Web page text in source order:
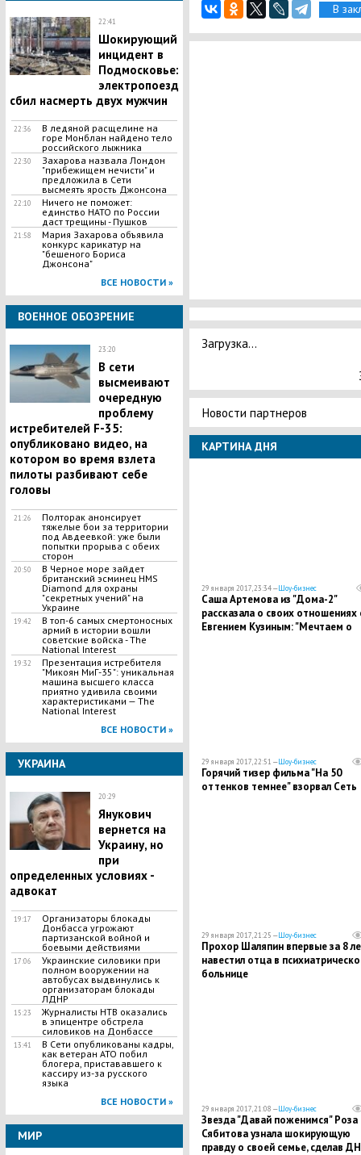
22:41
​Шокирующий
инцидент в
Подмосковье:
электропоезд
сбил насмерть двух мужчин
22:36
В ледяной расщелине на
горе Монблан найдено тело
российского лыжника
22:30
Захарова назвала Лондон
"прибежищем нечисти" и
предложила в Сети
высмеять ярость Джонсона
22:10
Ничего не поможет:
единство НАТО по России
даст трещины - Пушков
21:58
Мария Захарова объявила
конкурс карикатур на
"бешеного Бориса
Джонсона"
ВСЕ НОВОСТИ »
ВОЕННОЕ ОБОЗРЕНИЕ
23:20
В сети
высмеивают
очередную
проблему
истребителей F-35:
опубликовано видео, на
котором во время взлета
пилоты разбивают себе
головы
21:26
Полторак анонсирует
тяжелые бои за территории
под Авдеевкой: уже были
попытки прорыва с обеих
сторон
20:50
В Черное море зайдет
британский эсминец HMS
Diamond для охраны
"секретных учений" на
Украине
19:42
В топ-6 самых смертоносных
армий в истории вошли
советские войска - The
National Interest
19:32
​Презентация истребителя
"Микоян МиГ-35": уникальная
машина высшего класса
приятно удивила своими
характеристиками — The
National Interest
ВСЕ НОВОСТИ »
УКРАИНА
20:29
Янукович
вернется на
Украину, но
при
определенных условиях -
адвокат
19:17
Организаторы блокады
Донбасса угрожают
партизанской войной и
боевыми действиями
17:06
Украинские силовики при
полном вооружении на
автобусах выдвинулись к
организаторам блокады
ЛДНР
15:23
Журналисты НТВ оказались
в эпицентре обстрела
силовиков на Донбассе
13:41
В Сети опубликованы кадры,
как ветеран АТО побил
блогера, пристававшего к
кассиру из-за русского
языка
ВСЕ НОВОСТИ »
МИР
В
Загрузка...
Новости партнеров
КАРТИНА ДНЯ
29 января 2017, 23:34 —Шоу-бизнес
Саша Артемова из "Дома-2"
рассказала о своих отношениях
Евгением Кузиным: "Мечтаем о
29 января 2017, 22:51 —Шоу-бизнес
Горячий тизер фильма "На 50
оттенков темнее" взорвал Сеть
29 января 2017, 21:25 —Шоу-бизнес
Прохор Шаляпин впервые за 8
навестил отца в
больнице
29 января 2017, 21:08 —Шоу-бизнес
Звезда "Давай поженимся" Роза
Сябитова узнала шокирующую
правду о своей семье, сделав